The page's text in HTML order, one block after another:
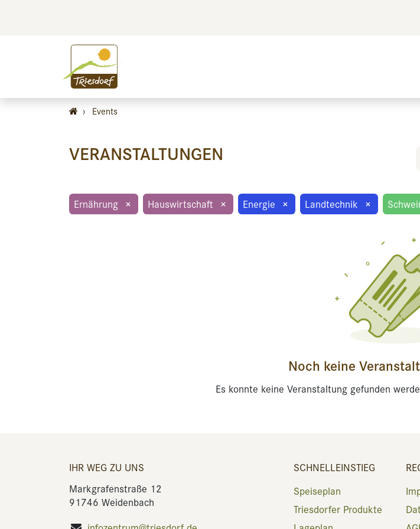
› Events
VERANSTALTUNGEN
Ernährung × Hauswirtschaft × Energie × Landtechnik ×
Noch keine
Es konnte keine Veranstaltung gefunden
IHR WEG ZU UNS
Markgrafenstraße 12
91746 Weidenbach
SCHNELLEINSTIEG
Speiseplan
Triesdorfer Produkte